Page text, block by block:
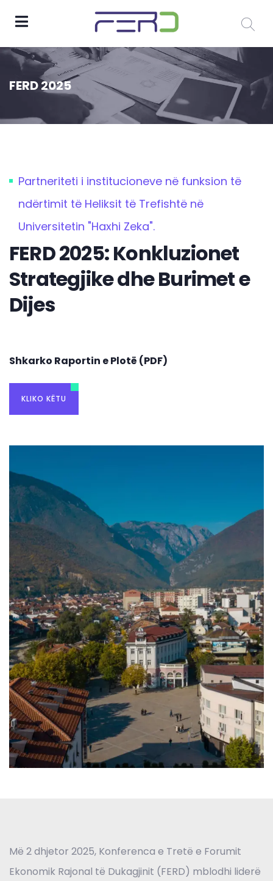
FERD 2025
Partneriteti i institucioneve në funksion të
ndërtimit të Heliksit të Trefishtë në
Universitetin "Haxhi Zeka".​
FERD 2025: Konkluzionet
Strategjike dhe Burimet e
Dijes
Shkarko Raportin e Plotë (PDF)
KLIKO KËTU
Më 2 dhjetor 2025, Konferenca e Tretë e Forumit
Ekonomik Rajonal të Dukagjinit (FERD) mblodhi liderë